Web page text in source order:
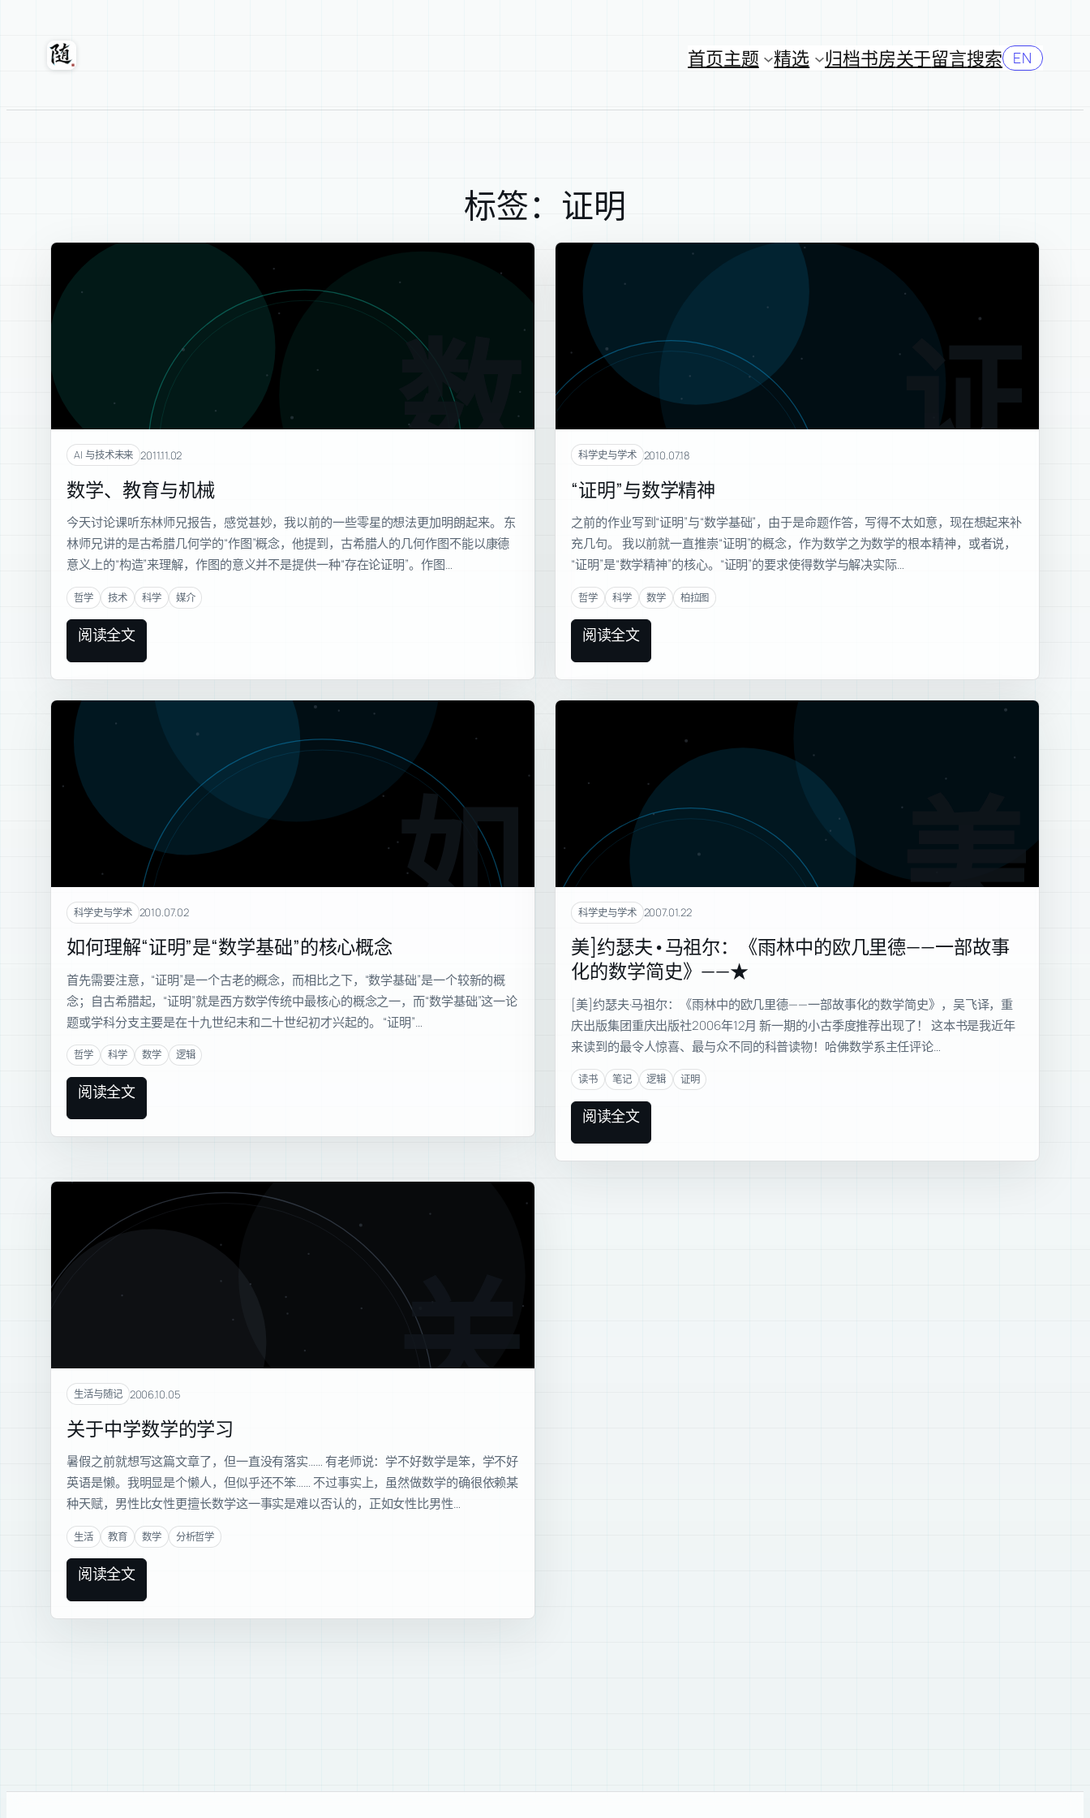
随轩 首页主题 精选 归档书房关于留言搜索 EN
标签：证明
数学
AI 与技术未来 2011.11.02
数学、教育与机械
今天讨论课听东林师兄报告，感觉甚妙，我以前的一些零星的想法更加明朗起来。 东
林师兄讲的是古希腊几何学的“作图”概念，他提到，古希腊人的几何作图不能以康德
意义上的“构造”来理解，作图的意义并不是提供一种“存在论证明”。作图…
哲学 技术 科学 媒介
阅读全文
证明
科学史与学术 2010.07.18
“证明”与数学精神
之前的作业写到“证明”与“数学基础”，由于是命题作答，写得不太如意，现在想起来补
充几句。 我以前就一直推崇“证明”的概念，作为数学之为数学的根本精神，或者说，
“证明”是“数学精神”的核心。“证明”的要求使得数学与解决实际…
哲学 科学 数学 柏拉图
阅读全文
如何
科学史与学术 2010.07.02
如何理解“证明”是“数学基础”的核心概念
首先需要注意，“证明”是一个古老的概念，而相比之下，“数学基础”是一个较新的概
念；自古希腊起，“证明”就是西方数学传统中最核心的概念之一，而“数学基础”这一论
题或学科分支主要是在十九世纪末和二十世纪初才兴起的。 “证明”…
哲学 科学 数学 逻辑
阅读全文
美
科学史与学术 2007.01.22
美]约瑟夫•马祖尔：《雨林中的欧几里德——一部故事
化的数学简史》——★
[美]约瑟夫·马祖尔：《雨林中的欧几里德——一部故事化的数学简史》，吴飞译，重
庆出版集团重庆出版社2006年12月 新一期的小古季度推荐出现了！ 这本书是我近年
来读到的最令人惊喜、最与众不同的科普读物！哈佛数学系主任评论…
读书 笔记 逻辑 证明
阅读全文
关于
生活与随记 2006.10.05
关于中学数学的学习
暑假之前就想写这篇文章了，但一直没有落实…… 有老师说：学不好数学是笨，学不好
英语是懒。我明显是个懒人，但似乎还不笨…… 不过事实上，虽然做数学的确很依赖某
种天赋，男性比女性更擅长数学这一事实是难以否认的，正如女性比男性…
生活 教育 数学 分析哲学
阅读全文